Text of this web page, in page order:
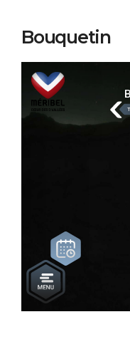
Bouquetin